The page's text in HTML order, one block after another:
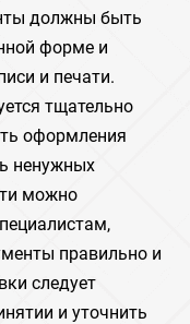
должны быть
форме и
и печати.
тщательно
оформления
ненужных
можно
правильно и
следует
и уточнить